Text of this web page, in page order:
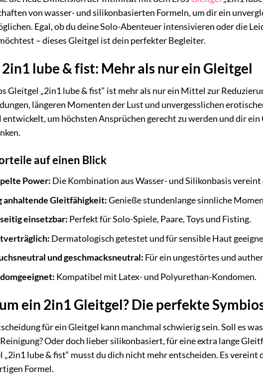
von wasser- und silikonbasierten Formeln, um dir ein
Egal, ob du deine Solo-Abenteuer intensivieren oder die
– dieses Gleitgel ist dein perfekter Begleiter.
2in1 lube & fist: Mehr als nur ein Gleitgel
Gleitgel „2in1 lube & fist“ ist mehr als nur ein Mittel zur
längeren Momenten der Lust und unvergesslichen
entwickelt, um höchsten Ansprüchen gerecht zu werden und dir
auf einen Blick
Power: Die Kombination aus Wasser- und Silikonbasis
anhaltende Gleitfähigkeit:Genieße stundenlange sinnliche
einsetzbar: Perfekt für Solo-Spiele, Paare, Toys und Fisting.
Dermatologisch getestet und für sensible Haut
und geschmacksneutral: Für ein ungestörtes und
Kompatibel mit Latex- und Polyurethan-Kondomen.
ein 2in1 Gleitgel? Die perfekte
für ein Gleitgel kann manchmal schwierig sein. Soll es
Oder doch lieber silikonbasiert, für eine extra lange
„2in1 lube & fist“ musst du dich nicht mehr entscheiden. Es
Formel.